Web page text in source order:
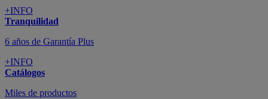
+INFO
Tranquilidad
6 años de Garantía Plus
+INFO
Catálogos
Miles de productos